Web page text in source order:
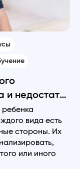
недостатки
ребенка
вида есть
стороны. Их
или иного